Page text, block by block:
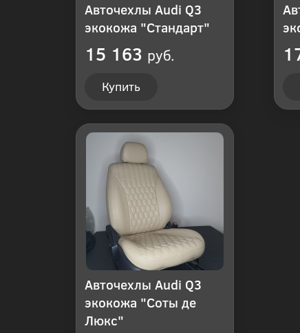
Авточехлы Audi Q3
экокожа "Стандарт"
15 163 руб.
Купить
Авточехлы Audi Q3
экокожа "Соты де
Люкс"